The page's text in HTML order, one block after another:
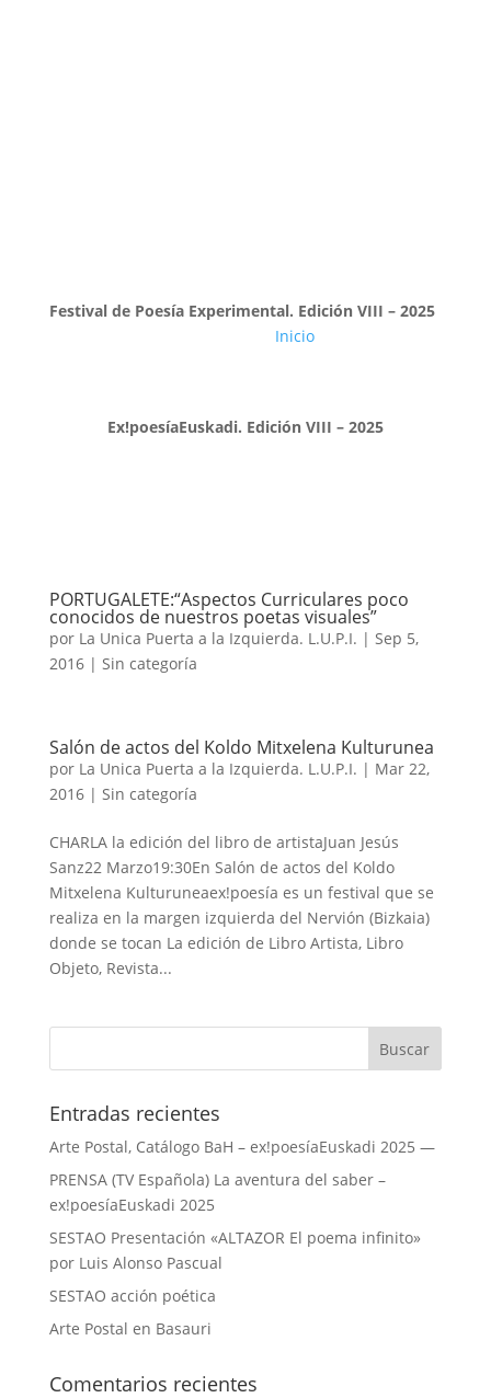
Festival de Poesía Experimental. Edición VIII – 2025
Inicio
Ex!poesíaEuskadi. Edición VIII – 2025
PORTUGALETE:“Aspectos Curriculares poco
conocidos de nuestros poetas visuales”
por La Unica Puerta a la Izquierda. L.U.P.I. | Sep 5,
2016| Sin categoría
Salón de actos del Koldo Mitxelena Kulturunea
por La Unica Puerta a la Izquierda. L.U.P.I. | Mar 22,
2016| Sin categoría
CHARLA la edición del libro de artistaJuan Jesús
Sanz22 Marzo19:30En Salón de actos del Koldo
Mitxelena Kulturuneaex!poesía es un festival que se
realiza en la margen izquierda del Nervión (Bizkaia)
donde se tocan La edición de Libro Artista, Libro
Objeto, Revista...
Entradas recientes
Arte Postal, Catálogo BaH – ex!poesíaEuskadi 2025 —
PRENSA (TV Española) La aventura del saber –
ex!poesíaEuskadi 2025
SESTAO Presentación «ALTAZOR El poema infinito»
por Luis Alonso Pascual
SESTAO acción poética
Arte Postal en Basauri
Comentarios recientes